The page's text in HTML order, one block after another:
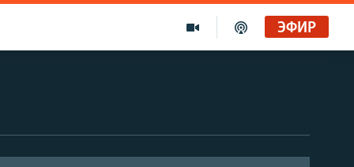
ЭФИР
Ищет виноватых?